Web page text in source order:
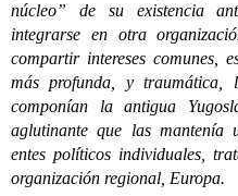
núcleo” de su existencia
integrarse en otra
compartir intereses comunes,
más profunda, y traumática,
componían la antigua
aglutinante que las mantenía
entes políticos individuales,
organización regional, Europa.